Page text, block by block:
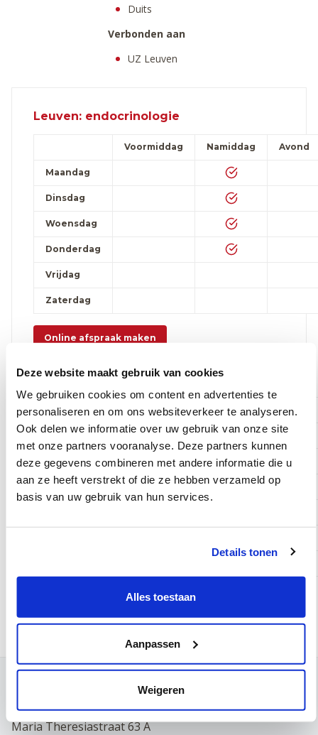
Deze website maakt gebruik van cookies
We gebruiken cookies om content en advertenties te
personaliseren en om ons websiteverkeer te analyseren.
Ook delen we informatie over uw gebruik van onze site
met onze partners vooranalyse. Deze partners kunnen
deze gegevens combineren met andere informatie die u
aan ze heeft verstrekt of die ze hebben verzameld op
basis van uw gebruik van hun services.
Details tonen
Alles toestaan
Aanpassen
Weigeren
Duits
Verbonden aan
UZ Leuven
Leuven: endocrinologie
Voormiddag Namiddag Avond
Maandag
Dinsdag
Woensdag
Donderdag
Vrijdag
Zaterdag
Online afspraak maken
Leuven: diabetologie
Voormiddag Namiddag Avond
Maandag
Dinsdag
Woensdag
Online afspraak maken
Campus Leuven
Maria Theresiastraat 63 A